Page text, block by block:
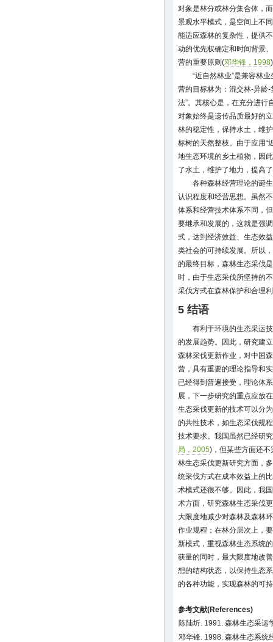
对象是林分或林分集合体，
景观水平模式，是空间上不
能适应森林的复杂性，提供
动的优先权确定和时间背景
营的重要原则(邓华锋，1998
“近自然林业”是兼容林
营的目标林为：混交林-异龄
法”。其核心是，在充分进行
对象始终是遗传品质最好的
林的稳定性，保持水土，维
标树的天然整枝。由于应用“
地生态环境的乡土植物，因
了水土，维护了地力，提高
各种森林经营理论的诞
认识程度和经营思想。虽然
体系和经营技术体系不同，
要继承和发展的，这就是强
式，达到经济效益、生态效
类社会的可持续发展。所以
的最终目标，森林生态采伐
时，由于生态采伐所坚持的
采伐方式在森林保护和合理
5 结语
有利于环境的生态采运
的发展趋势。因此，研究建
森林采伐更新作业，对中国
营，具有重要的理论指导和
已经得到普遍接受，理论体
展，下一步研究的重点应放
生态采伐更新的技术可以分
的共性技术，如生态采伐规
技术要求。我国虽然已经研
局，2005)，但某些方面还
林生态采伐更新研究方面，
统采伐方式在成本效益上的
术模式还很不够。因此，我
术方面，研究森林生态采伐
大限度地减少对森林及森林
作业规程；在林分层次上，
新模式，重视森林生态系统
获量的同时，最大限度地改
想的结构状态，以保持生态
的各种功能，实现森林的可
参考文献(References)
陈陆圻. 1991. 森林生态采运
邓华锋. 1998. 森林生态系统